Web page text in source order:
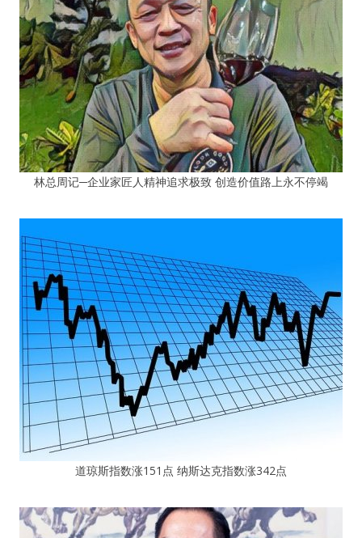
林总周记─企业家匠人精神追求极致 创造价值路上永不停竭
道琼斯指数涨151点 纳斯达克指数涨342点